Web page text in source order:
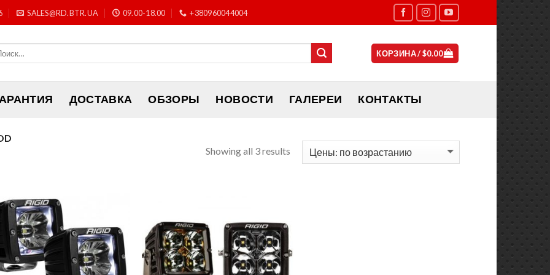
SALES@RD.BTR.UA 09.00-18.00 +380960044004
КОРЗИНА /$0.00
ДОСТАВКА ОБЗОРЫ НОВОСТИ ГАЛЕРЕИ КОНТАКТЫ
Showing all 3 results